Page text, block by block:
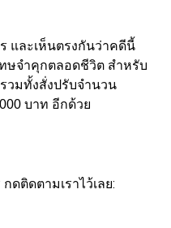
และเห็นตรงกันว่าคดีนี้
ษจำคุกตลอดชีวิต สำหรับ
วมทั้งสั่งปรับจำนวน
บาท อีกด้วย
ติดตามเราไว้เลย: